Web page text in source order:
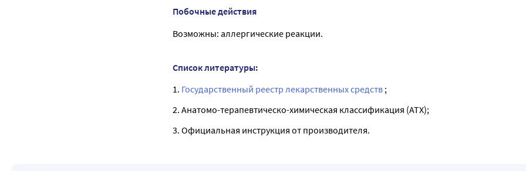
Побочные действия
Возможны: аллергические реакции.
Список литературы:
1. Государственный реестр лекарственных средств ;
2. Анатомо-терапевтическо-химическая классификация (ATX);
3. Официальная инструкция от производителя.